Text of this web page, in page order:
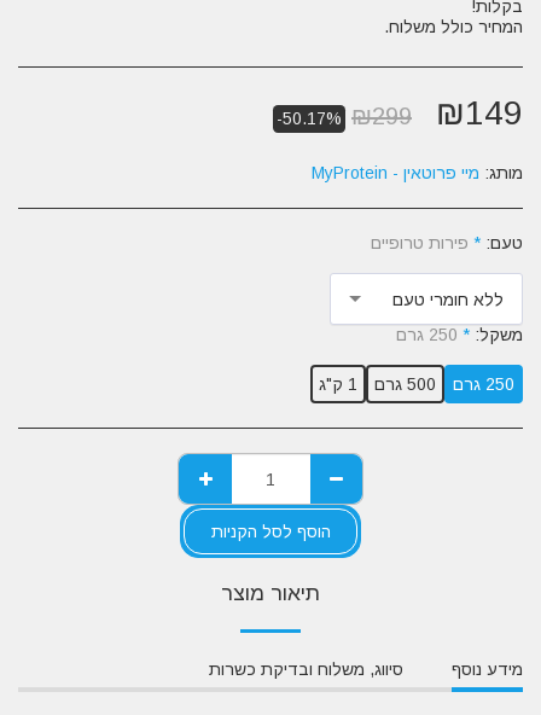
המחיר כולל משלוח.
₪149
₪299
-50.17%
מותג: מיי פרוטאין - MyProtein
טעם: * פירות טרופיים
ללא חומרי טעם
משקל: * 250 גרם
250 גרם 500 גרם 1 ק"ג
הוסף לסל הקניות
תיאור מוצר
מידע נוסף סיווג, משלוח ובדיקת כשרות